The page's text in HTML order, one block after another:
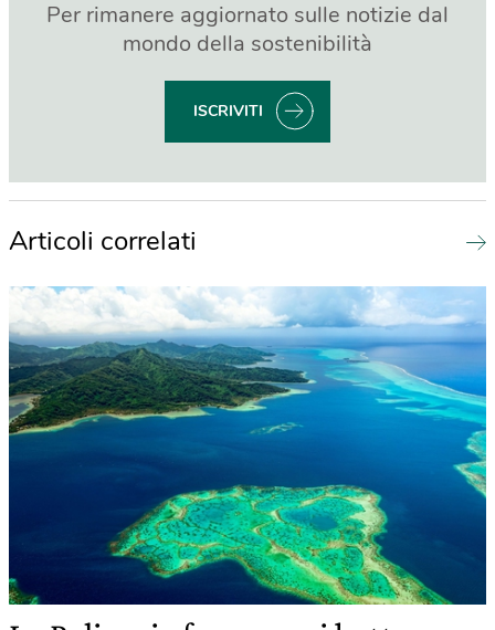
Per rimanere aggiornato sulle notizie dal
mondo della sostenibilità
ISCRIVITI
Articoli correlati